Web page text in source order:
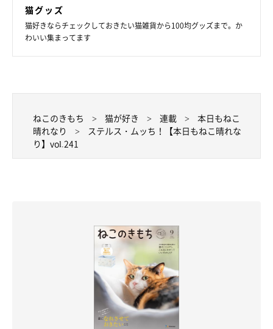
猫グッズ
猫好きならチェックしておきたい猫雑貨から100均グッズまで。か
わいい集まってます
ねこのきもち 猫が好き 連載
本日もねこ
晴れなり
ステルス・ムッち！【本日もねこ晴れな
り】vol.241